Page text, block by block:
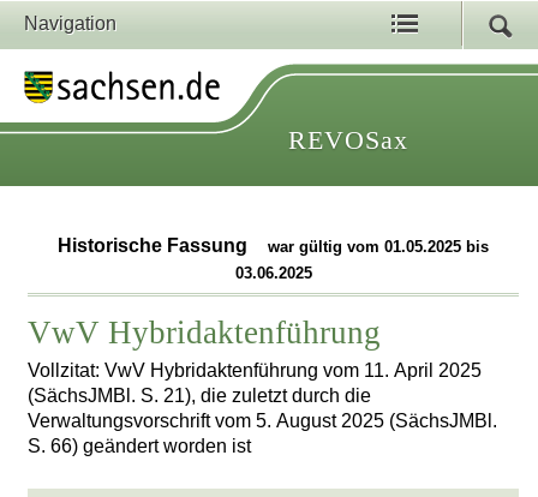
Navigation
REVOSax
Historische Fassung
war gültig vom 01.05.2025 bis
03.06.2025
VwV Hybridaktenführung
Vollzitat: VwV Hybridaktenführung vom 11. April 2025
(SächsJMBl. S. 21), die zuletzt durch die
Verwaltungsvorschrift vom 5. August 2025 (SächsJMBl.
S. 66) geändert worden ist